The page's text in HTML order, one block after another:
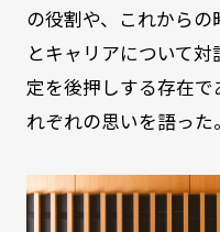
の役割や、これから
とキャリアについて
定を後押しする存在
れぞれの思いを語った。